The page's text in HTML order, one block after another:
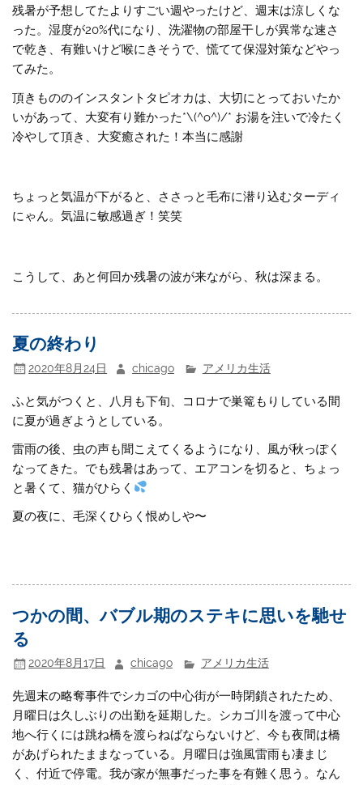
残暑が予想してたよりすごい週やったけど、週末は涼しくな
った。湿度が20%代になり、洗濯物の部屋干しが異常な速さ
で乾き、有難いけど喉にきそうで、慌てて保湿対策などやっ
てみた。
頂きもののインスタントタピオカは、大切にとっておいたか
いがあって、大変有り難かった*\(^o^)/* お湯を注いで冷たく
冷やして頂き、大変癒された！本当に感謝
ちょっと気温が下がると、ささっと毛布に潜り込むターディ
にゃん。気温に敏感過ぎ！笑笑
こうして、あと何回か残暑の波が来ながら、秋は深まる。
夏の終わり
2020年8月24日 chicago アメリカ生活
ふと気がつくと、八月も下旬、コロナで巣篭もりしている間
に夏が過ぎようとしている。
雷雨の後、虫の声も聞こえてくるようになり、風が秋っぽく
なってきた。でも残暑はあって、エアコンを切ると、ちょっ
と暑くて、猫がひらく
夏の夜に、毛深くひらく恨めしや〜
つかの間、バブル期のステキに思いを馳せ
る
2020年8月17日 chicago アメリカ生活
先週末の略奪事件でシカゴの中心街が一時閉鎖されたため、
月曜日は久しぶりの出勤を延期した。シカゴ川を渡って中心
地へ行くには跳ね橋を渡らねばならないけど、今も夜間は橋
があげられたままなっている。月曜日は強風雷雨も凄まじ
く、付近で停電。我が家が無事だった事を有難く思う。なん